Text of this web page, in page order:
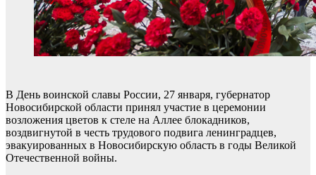
В День воинской славы России, 27 января, губернатор
Новосибирской области принял участие в церемонии
возложения цветов к стеле на Аллее блокадников,
воздвигнутой в честь трудового подвига ленинградцев,
эвакуированных в Новосибирскую область в годы Великой
Отечественной войны.